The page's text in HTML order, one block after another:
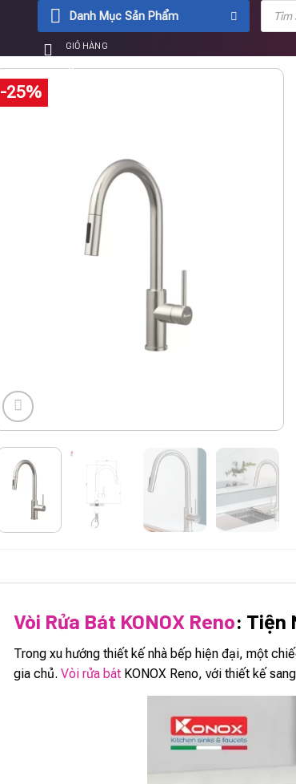
Danh Mục Sản Phẩm
Tìm
kiếm
phẩm
GIỎ HÀNG
0₫
-25%
Vòi Rửa Bát KONOX Reno: Tiện
Trong xu hướng thiết kế nhà bếp hiện đại, một
gia chủ.Vòi rửa bát KONOX Reno, với thiết kế